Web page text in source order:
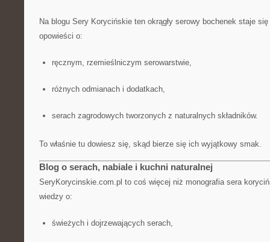
Na blogu Sery Korycińskie ten okrągły serowy bochenek staje
opowieści o:
ręcznym, rzemieślniczym serowarstwie,
różnych odmianach i dodatkach,
serach zagrodowych tworzonych z naturalnych składników.
To właśnie tu dowiesz się, skąd bierze się ich wyjątkowy smak.
Blog o serach, nabiale i kuchni naturalnej
SeryKorycinskie.com.pl to coś więcej niż monografia sera
wiedzy o:
świeżych i dojrzewających serach,